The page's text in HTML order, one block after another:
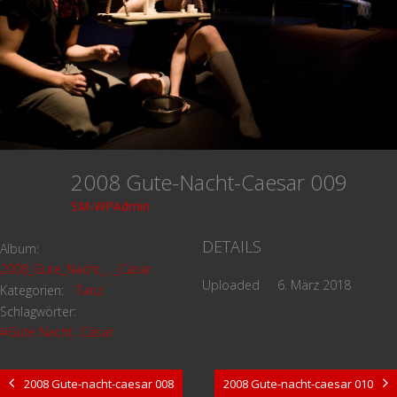
2008 Gute-Nacht-Caesar 009
SM-WPAdmin
Album:
2008_Gute_Nacht_..._Cäsar
Kategorien:
Tanz
Schlagwörter:
#Gute Nacht...Cäsar
DETAILS
Uploaded 6. März 2018
2008 Gute-nacht-caesar 008 2008 Gute-nacht-caesar 010